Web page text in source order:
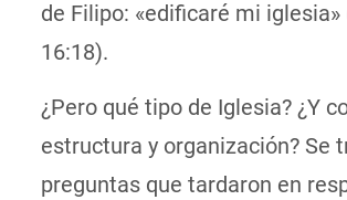
de Filipo: «edificaré mi iglesia»
16:18).
¿Pero qué tipo de Iglesia? ¿Y
estructura y organización? Se
preguntas que tardaron en